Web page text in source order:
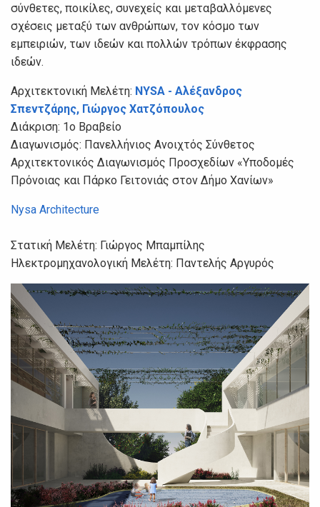
σύνθετες, ποικίλες, συνεχείς και μεταβαλλόμενες
σχέσεις μεταξύ των ανθρώπων, τον κόσμο των
εμπειριών, των ιδεών και πολλών τρόπων έκφρασης
ιδεών.
Αρχιτεκτονική Μελέτη: NYSA - Αλέξανδρος
Σπεντζάρης, Γιώργος Χατζόπουλος
Διάκριση: 1ο Βραβείο
Διαγωνισμός: Πανελλήνιος Ανοιχτός Σύνθετος
Αρχιτεκτονικός Διαγωνισμός Προσχεδίων «Υποδομές
Πρόνοιας και Πάρκο Γειτονιάς στον Δήμο Χανίων»
Nysa Architecture
Στατική Μελέτη: Γιώργος Μπαμπίλης
Ηλεκτρομηχανολογική Μελέτη: Παντελής Αργυρός